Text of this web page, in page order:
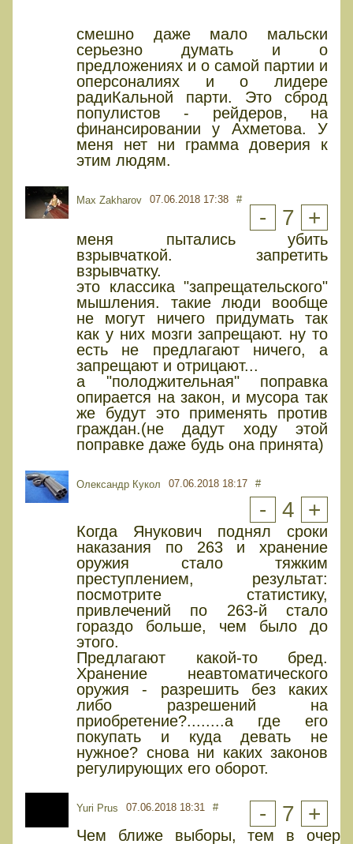
смешно даже мало мальски
серьезно думать и о
предложениях и о самой партии и
оперсоналиях и о лидере
радиКальной парти. Это сброд
популистов - рейдеров, на
финансировании у Ахметова. У
меня нет ни грамма доверия к
этим людям.
Max Zakharov 07.06.2018 17:38 #
- 7 +
меня пытались убить
взрывчаткой. запретить
взрывчатку.
это классика "запрещательского"
мышления. такие люди вообще
не могут ничего придумать так
как у них мозги запрещают. ну то
есть не предлагают ничего, а
запрещают и отрицают...
а "полоджительная" поправка
опирается на закон, и мусора так
же будут это применять против
граждан.(не дадут ходу этой
поправке даже будь она принята)
Олександр Кукол 07.06.2018 18:17 #
- 4 +
Когда Янукович поднял сроки
наказания по 263 и хранение
оружия стало тяжким
преступлением, результат:
посмотрите статистику,
привлечений по 263-й стало
гораздо больше, чем было до
этого.
Предлагают какой-то бред.
Хранение неавтоматического
оружия - разрешить без каких
либо разрешений на
приобретение?........а где его
покупать и куда девать не
нужное? снова ни каких законов
регулирующих его оборот.
Yuri Prus 07.06.2018 18:31 # - 7 +
Чем ближе выборы, тем в